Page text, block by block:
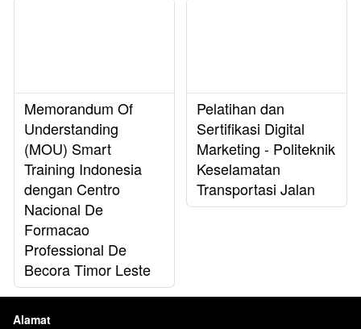
Memorandum Of
Understanding
(MOU) Smart
Training Indonesia
dengan Centro
Nacional De
Formacao
Professional De
Becora Timor Leste
Pelatihan dan
Sertifikasi Digital
Marketing - Politeknik
Keselamatan
Transportasi Jalan
Alamat